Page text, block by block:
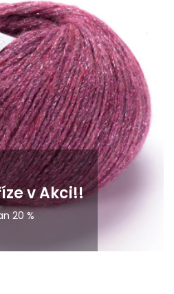
v Akci!!
20 %